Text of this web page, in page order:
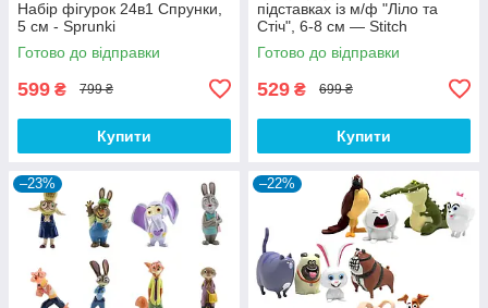
Набір фігурок 24в1 Спрунки,
5 см - Sprunki
Готово до відправки
599 ₴ 799 ₴
Купити
підставках із м/ф "Ліло та
Стіч", 6-8 см — Stitch
Готово до відправки
529 ₴ 699 ₴
Купити
–23% –22%